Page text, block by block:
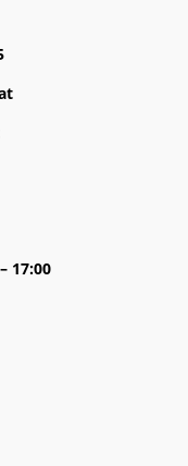
17:00